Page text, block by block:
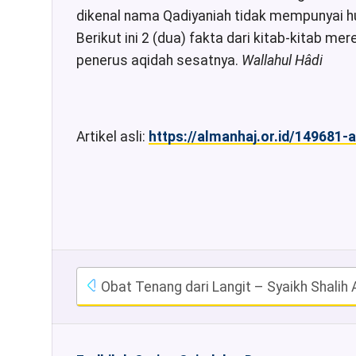
dikenal nama Qadiyaniah tidak mempunyai
Berikut ini 2 (dua) fakta dari kitab-kitab
penerus aqidah sesatnya. Wallahul Hâdi
Artikel asli: https://almanhaj.or.id/149681-
Obat Tenang dari Langit – Syaikh